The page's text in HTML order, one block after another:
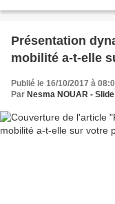
Présentation
mobilité a-t-elle
Publié le 16/10/2017 à
Par Nesma NOUAR -